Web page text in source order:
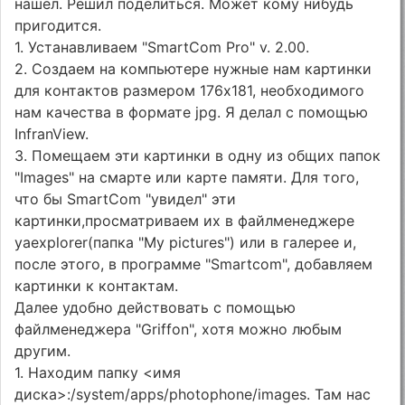
пригодится.
1. Устанавливаем "SmartCom Pro" v. 2.00.
2. Создаем на компьютере нужные нам картинки
для контактов размером 176x181, необходимого
нам качества в формате jpg. Я делал с помощью
InfranView.
3. Помещаем эти картинки в одну из общих папок
"Images" на смарте или карте памяти. Для того,
что бы SmartCom "увидел" эти
картинки,просматриваем их в файлменеджере
yaexplorer(папка "My pictures") или в галерее и,
после этого, в программе "Smartcom", добавляем
картинки к контактам.
Далее удобно действовать с помощью
файлменеджера "Griffon", хотя можно любым
другим.
1. Находим папку <имя
диска>:/system/apps/photophone/images. Там нас